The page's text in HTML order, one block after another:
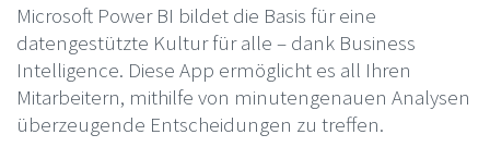
Microsoft Power BI bildet die Basis für eine
datengestützte Kultur für alle – dank Business
Intelligence. Diese App ermöglicht es all Ihren
Mitarbeitern, mithilfe von minutengenauen Analysen
überzeugende Entscheidungen zu treffen.